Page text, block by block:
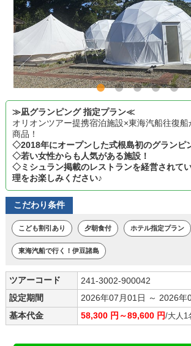
≫凪グランピング 指定プラン≪
オリオンツアー提携宿泊施設×東海汽船往復船
商品！
◇2018年にオープンした式根島初のグランピ
◇若い女性からも人気がある施設！
◇ミシュラン掲載のレストランを経営されて
理をお楽しみください♪
こだわり条件
こども割引あり 夕朝食付 ホテル指定プラン
東海汽船で行く！伊豆諸島
ツアーコード
241-3002-900042
設定期間
2026年07月01日 ～ 2026年
基本代金
58,300 円～89,600 円/大人1